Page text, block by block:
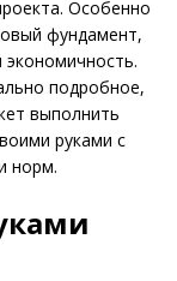
Особенно
фундамент,
подробное,
выполнить
руками с
норм.